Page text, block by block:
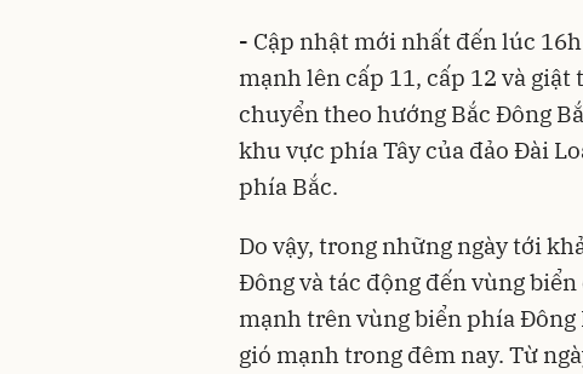
- Cập nhật mới nhất đến lúc
mạnh lên cấp 11, cấp 12 và
chuyển theo hướng Bắc Đông
khu vực phía Tây của đảo Đài
phía Bắc.
Do vậy, trong những ngày tới
Đông và tác động đến vùng
mạnh trên vùng biển phía
gió mạnh trong đêm nay. Từ